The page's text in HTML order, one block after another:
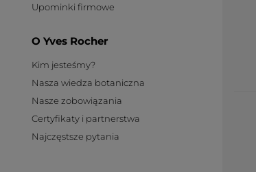
Upominki firmowe
O Yves Rocher
Kim jesteśmy?
Nasza wiedza botaniczna
Nasze zobowiązania
Certyfikaty i partnerstwa
Najczęstsze pytania